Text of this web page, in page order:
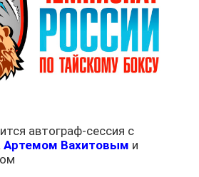
автограф-сессия с
Артемом Вахитовым и